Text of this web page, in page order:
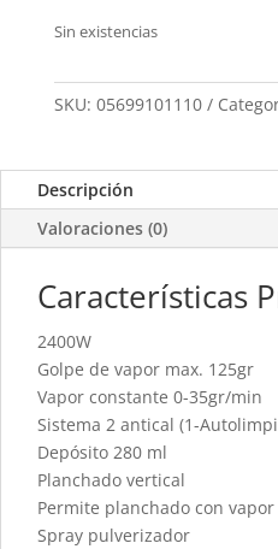
Sin existencias
SKU: 05699101110
Descripción
Valoraciones (0)
Características
2400W
Golpe de vapor max. 125gr
Vapor constante 0-35gr/min
Sistema 2 antical (1-
Depósito 280 ml
Planchado vertical
Permite planchado con vapor
Spray pulverizador